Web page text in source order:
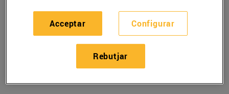
RECEPTES
Recepta d'amanida de
Configurar
Rebutjar
Acceptar